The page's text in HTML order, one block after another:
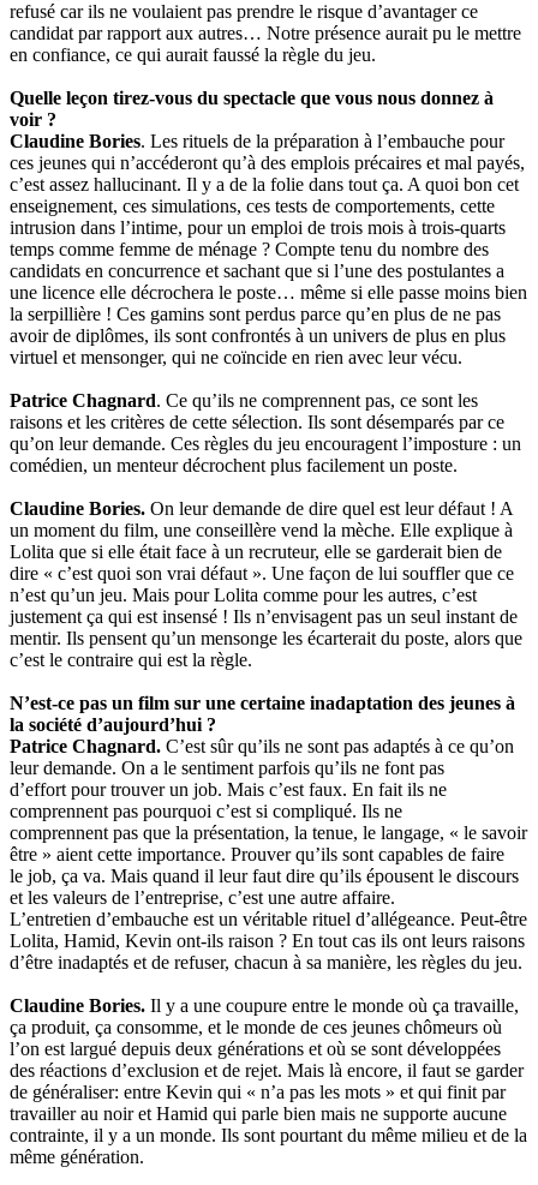
refusé car ils ne voulaient pas prendre le risque d’avantager ce
candidat par rapport aux autres… Notre présence aurait pu le mettre
en confiance, ce qui aurait faussé la règle du jeu.
Quelle leçon tirez-vous du spectacle que vous nous donnez à
voir ?
Claudine Bories. Les rituels de la préparation à l’embauche pour
ces jeunes qui n’accéderont qu’à des emplois précaires et mal payés,
c’est assez hallucinant. Il y a de la folie dans tout ça. A quoi bon cet
enseignement, ces simulations, ces tests de comportements, cette
intrusion dans l’intime, pour un emploi de trois mois à trois-quarts
temps comme femme de ménage ? Compte tenu du nombre des
candidats en concurrence et sachant que si l’une des postulantes a
une licence elle décrochera le poste… même si elle passe moins bien
la serpillière ! Ces gamins sont perdus parce qu’en plus de ne pas
avoir de diplômes, ils sont confrontés à un univers de plus en plus
virtuel et mensonger, qui ne coïncide en rien avec leur vécu.
Patrice Chagnard. Ce qu’ils ne comprennent pas, ce sont les
raisons et les critères de cette sélection. Ils sont désemparés par ce
qu’on leur demande. Ces règles du jeu encouragent l’imposture : un
comédien, un menteur décrochent plus facilement un poste.
Claudine Bories. On leur demande de dire quel est leur défaut ! A
un moment du film, une conseillère vend la mèche. Elle explique à
Lolita que si elle était face à un recruteur, elle se garderait bien de
dire « c’est quoi son vrai défaut ». Une façon de lui souffler que ce
n’est qu’un jeu. Mais pour Lolita comme pour les autres, c’est
justement ça qui est insensé ! Ils n’envisagent pas un seul instant de
mentir. Ils pensent qu’un mensonge les écarterait du poste, alors que
c’est le contraire qui est la règle.
N’est-ce pas un film sur une certaine inadaptation des jeunes à
la société d’aujourd’hui ?
Patrice Chagnard. C’est sûr qu’ils ne sont pas adaptés à ce qu’on
leur demande. On a le sentiment parfois qu’ils ne font pas
d’effort pour trouver un job. Mais c’est faux. En fait ils ne
comprennent pas pourquoi c’est si compliqué. Ils ne
comprennent pas que la présentation, la tenue, le langage, « le savoir
être » aient cette importance. Prouver qu’ils sont capables de faire
le job, ça va. Mais quand il leur faut dire qu’ils épousent le discours
et les valeurs de l’entreprise, c’est une autre affaire.
L’entretien d’embauche est un véritable rituel d’allégeance. Peut-être
Lolita, Hamid, Kevin ont-ils raison ? En tout cas ils ont leurs raisons
d’être inadaptés et de refuser, chacun à sa manière, les règles du jeu.
Claudine Bories. Il y a une coupure entre le monde où ça travaille,
ça produit, ça consomme, et le monde de ces jeunes chômeurs où
l’on est largué depuis deux générations et où se sont développées
des réactions d’exclusion et de rejet. Mais là encore, il faut se garder
de généraliser: entre Kevin qui « n’a pas les mots » et qui finit par
travailler au noir et Hamid qui parle bien mais ne supporte aucune
contrainte, il y a un monde. Ils sont pourtant du même milieu et de la
même génération.